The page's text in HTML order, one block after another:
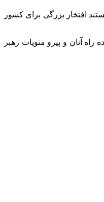
افتخار بزرگی برای کشور
آنان و پیرو منویات رهبر